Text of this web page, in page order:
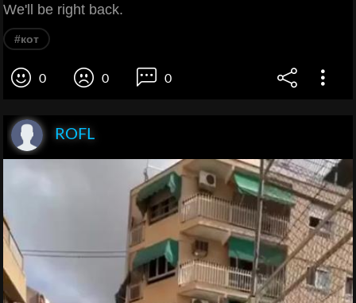
We'll be right back.
#кот
0 0 0
ROFL